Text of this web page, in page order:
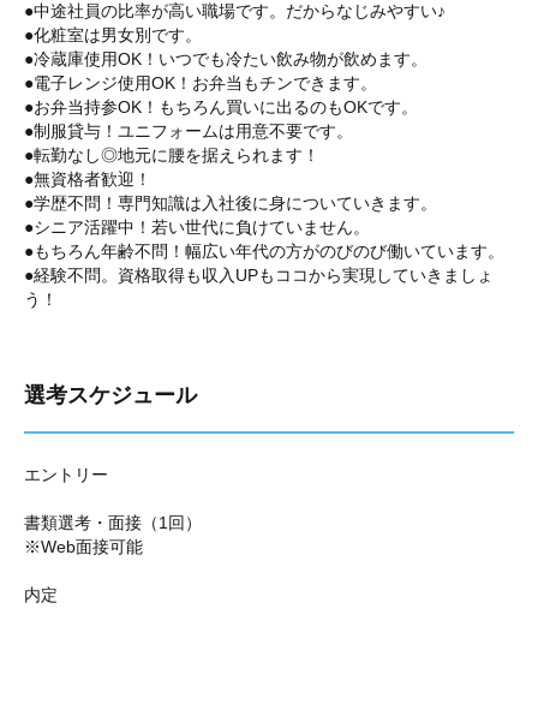
●中途社員の比率が高い職場です。だからなじみやすい♪
●化粧室は男女別です。
●冷蔵庫使用OK！いつでも冷たい飲み物が飲めます。
●電子レンジ使用OK！お弁当もチンできます。
●お弁当持参OK！もちろん買いに出るのもOKです。
●制服貸与！ユニフォームは用意不要です。
●転勤なし◎地元に腰を据えられます！
●無資格者歓迎！
●学歴不問！専門知識は入社後に身についていきます。
●シニア活躍中！若い世代に負けていません。
●もちろん年齢不問！幅広い年代の方がのびのび働いています。
●経験不問。資格取得も収入UPもココから実現していきましょ
う！
選考スケジュール
エントリー
書類選考・面接（1回）
※Web面接可能
内定